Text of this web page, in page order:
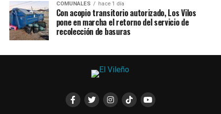
COMUNALES hace 1 día
Con acopio transitorio autorizado, Los Vilos
pone en marcha el retorno del servicio de
recolección de basuras